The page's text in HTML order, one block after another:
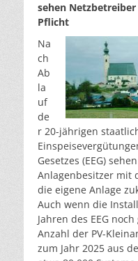
sehen
Pflicht
Na
ch
Ab
la
uf
de
r 20-jährigen
Gesetzes (EEG)
Anlagenbesitzer mit
die eigene Anlage
Auch wenn die
Jahren des EEG
Anzahl der PV-
zum Jahr 2025 aus